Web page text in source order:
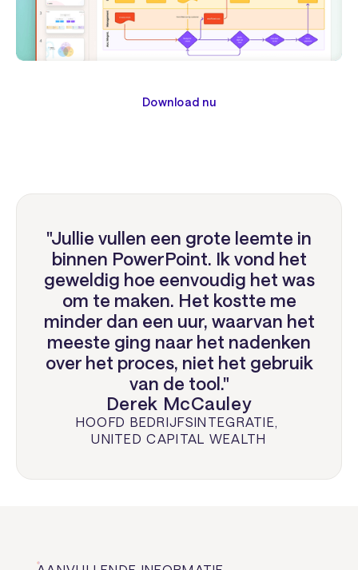
Download nu
"Jullie vullen een grote leemte in
binnen PowerPoint. Ik vond het
geweldig hoe eenvoudig het was
om te maken. Het kostte me
minder dan een uur, waarvan het
meeste ging naar het nadenken
over het proces, niet het gebruik
van de tool."
Derek McCauley
HOOFD BEDRIJFSINTEGRATIE
UNITED CAPITAL WEALTH